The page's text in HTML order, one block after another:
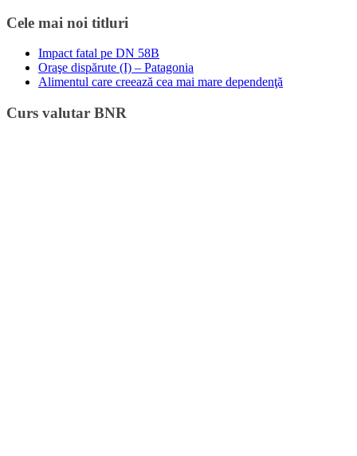
Cele mai noi titluri
Impact fatal pe DN 58B
Oraşe dispărute (I) – Patagonia
Alimentul care creează cea mai mare dependenţă
Curs valutar BNR